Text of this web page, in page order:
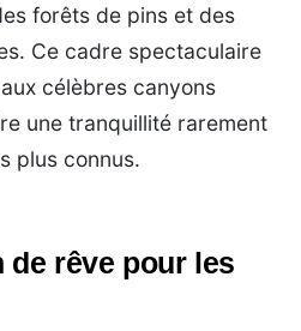
forêts de pins et des
Ce cadre spectaculaire
célèbres canyons
une tranquillité rarement
plus connus.
de rêve pour les